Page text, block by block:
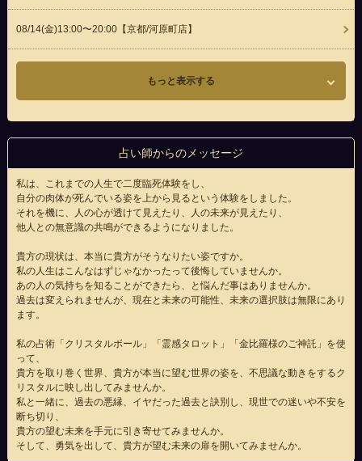
08/14(金)13:00〜20:00【京都/河原町店】
もっと表示する
占い師からのメッセージ
私は、これまでの人生で二度臨死体験をし、
自分の肉体が死んでいる姿を上から見るという体験をしました。
それを機に、人の心が透けて見えたり、人の未来が見えたり、
他人との無意識の共鳴ができるようになりました。
貴方の現状は、本当に貴方がそうなりたい姿ですか。
私の人生はこんなはずじゃなかったって後悔していませんか。
あの人の気持ちを知ることができたら、と悩んだ事はありませんか。
過去は変えられませんが、現在と未来の可能性、未来の選択肢は無限にあり
ます。
私の占術「クリスタルボール」「霊感タロット」「金比羅様のご神託」を使
って、
貴方を取り巻く世界、貴方が本当に望む世界の姿を、不思議な動きをするク
リスタルに映し出してみませんか。
私と一緒に、過去の悪縁、イヤだった過去と訣別し、現世での迷いや不安を
断ち切り、
貴方の望む未来を手元に引き寄せてみませんか。
そして、勇気を出して、貴方が望む未来の扉を開いてみませんか。